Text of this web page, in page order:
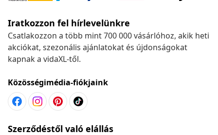
Iratkozzon fel hírlevelünkre
Csatlakozzon a több mint 700 000 vásárlóhoz, akik heti
akciókat, szezonális ajánlatokat és újdonságokat
kapnak a vidaXL-től.
Közösségimédia-fiókjaink
Szerződéstől való elállás